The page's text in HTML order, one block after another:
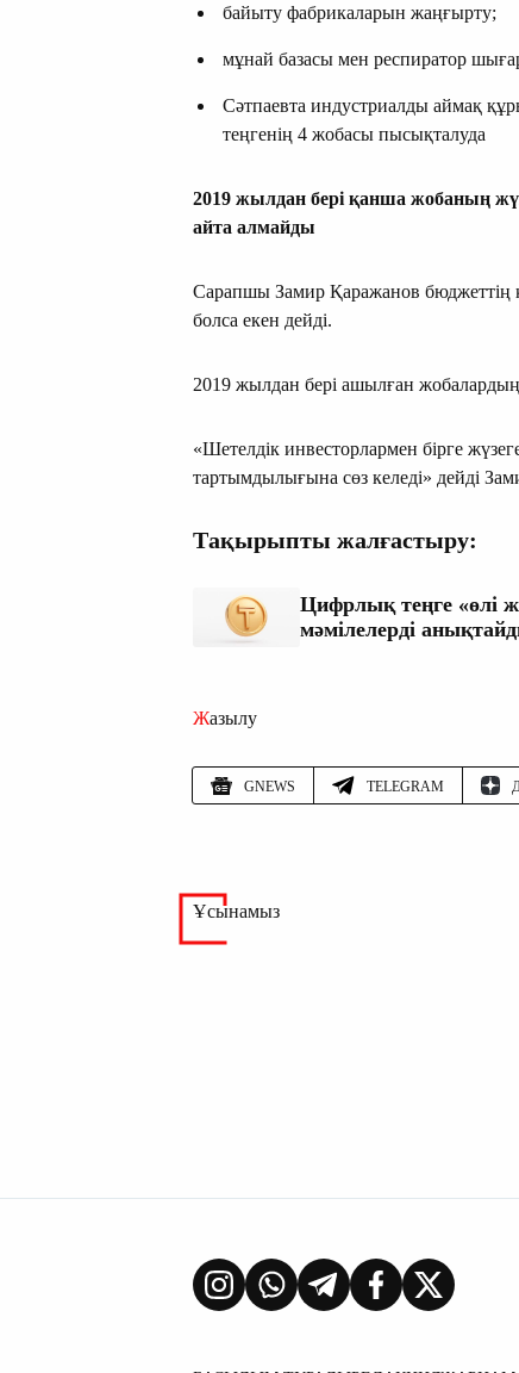
байыту фабрикаларын жаңғырту;
мұнай базасы мен респиратор
Сәтпаевта индустриалды аймақ
теңгенің 4 жобасы пысықталуда
2019 жылдан бері қанша жобаның
айта алмайды
Сарапшы Замир Қаражанов бюджеттің
болса екен дейді.
2019 жылдан бері ашылған
«Шетелдік инвесторлармен бірге
тартымдылығына сөз келеді» дейді
Тақырыпты жалғастыру:
Цифрлық теңге «өлі
мәмілелерді
Жазылу
GNEWS TELEGRAM
Ұсынамыз